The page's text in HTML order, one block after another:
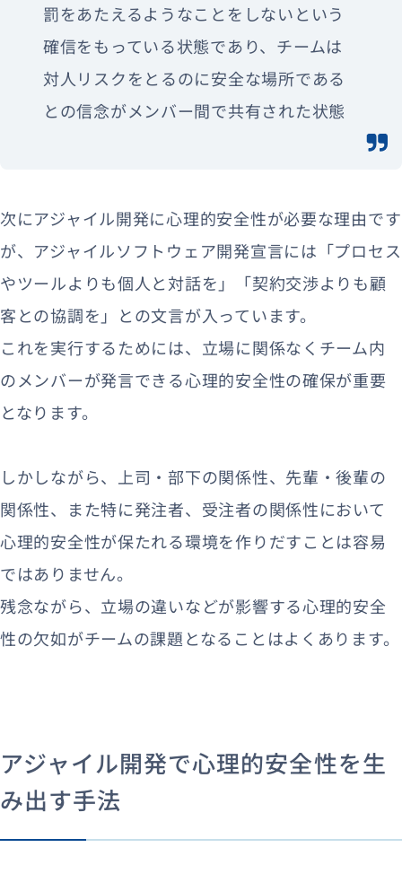
罰をあたえるようなことをしないという
確信をもっている状態であり、チームは
対人リスクをとるのに安全な場所である
との信念がメンバー間で共有された状態
次にアジャイル開発に心理的安全性が必要な理由です
が、アジャイルソフトウェア開発宣言には「プロセス
やツールよりも個人と対話を」「契約交渉よりも顧
客との協調を」との文言が入っています。
これを実行するためには、立場に関係なくチーム内
のメンバーが発言できる心理的安全性の確保が重要
となります。
しかしながら、上司・部下の関係性、先輩・後輩の
関係性、また特に発注者、受注者の関係性において
心理的安全性が保たれる環境を作りだすことは容易
ではありません。
残念ながら、立場の違いなどが影響する心理的安全
性の欠如がチームの課題となることはよくあります。
アジャイル開発で心理的安全性を生
み出す手法